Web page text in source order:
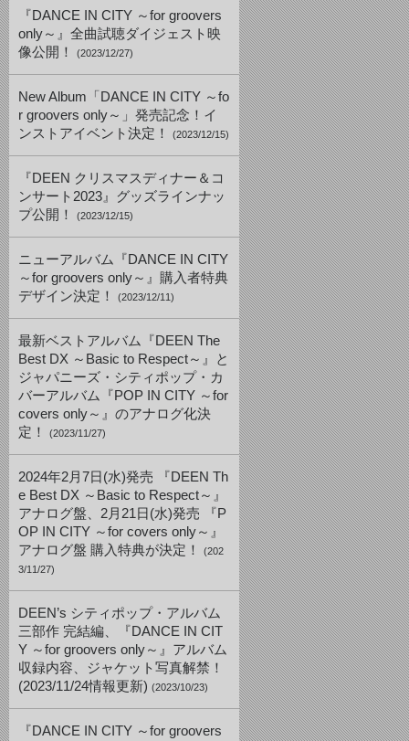
『DANCE IN CITY ～for groovers
only～』全曲試聴ダイジェスト映
像公開！
(2023/12/27)
New Album「DANCE IN CITY ～fo
r groovers only～」発売記念！イ
ンストアイベント決定！
(2023/12/15)
『DEEN クリスマスディナー＆コ
ンサート2023』グッズラインナッ
プ公開！
(2023/12/15)
ニューアルバム『DANCE IN CITY
～for groovers only～』購入者特典
デザイン決定！
(2023/12/11)
最新ベストアルバム『DEEN The
Best DX ～Basic to Respect～』と
ジャパニーズ・シティポップ・カ
バーアルバム『POP IN CITY ～for
covers only～』のアナログ化決
定！
(2023/11/27)
2024年2月7日(水)発売 『DEEN Th
e Best DX ～Basic to Respect～』
アナログ盤、2月21日(水)発売 『P
OP IN CITY ～for covers only～』
アナログ盤 購入特典が決定！
(202
3/11/27)
DEEN’s シティポップ・アルバム
三部作 完結編、『DANCE IN CIT
Y ～for groovers only～』アルバム
収録内容、ジャケット写真解禁！
(2023/11/24情報更新) (2023/10/23)
『DANCE IN CITY ～for groovers